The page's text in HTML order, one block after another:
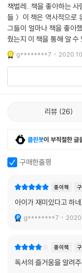
책벌레...책을 좋아하는
들＞ 이 책은 역사적으로
그들이 얼마나 책을 좋아
줬는지 이 책을 통해 알 수
보면 좋을 거 같다.아이들
도 이 책을
g********7
리뷰 26
클린봇이 부적절한 글
구매한줄평
종이책
아이가 재미있다고 하
g********7
종이책
독서의 즐거움을 알려